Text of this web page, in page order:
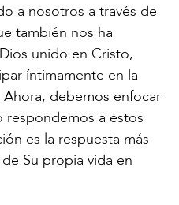
a nosotros a través de
también nos ha
unido en Cristo,
íntimamente en la
debemos enfocar
respondemos a estos
es la respuesta más
Su propia vida en